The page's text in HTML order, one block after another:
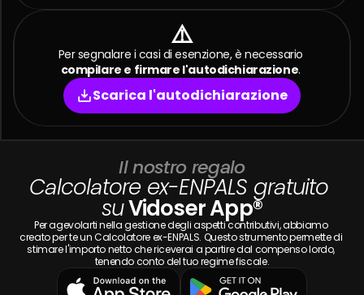
⚠️
Per segnalare i casi di esenzione, è necessario
compilare e firmare l'autodichiarazione.
Scarica l'autodichiarazione
Il nostro regalo
Calcolatore ex-ENPALS gratuito
su Vidoser App®
Per agevolarti nella gestione degli aspetti contributivi, abbiamo
creato per te un Calcolatore ex-ENPALS. Questo strumento permette di
stimare l'importo netto che riceverai a partire dal compenso lordo,
tenendo conto del tuo regime fiscale.